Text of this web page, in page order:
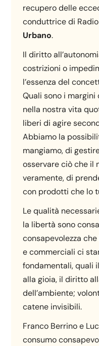
recupero delle
conduttrice di
Urbano.
Il diritto
costrizioni o
l’essenza del
Quali sono i
nella nostra vita
liberi di agire
Abbiamo la
mangiamo, di
osservare ciò che il
veramente, di
con prodotti che lo
Le qualità
la libertà sono
consapevolezza
e commerciali ci
fondamentali, quali
alla gioia, il diritto
dell’ambiente;
catene invisibili.
Franco Berrino e
consumo